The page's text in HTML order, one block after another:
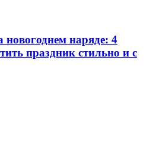
новогоднем наряде: 4
праздник стильно и с